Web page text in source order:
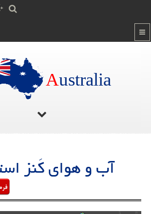
Australia
آب و هوای کَنز